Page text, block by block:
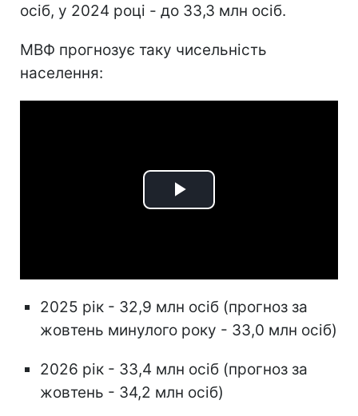
осіб, у 2024 році - до 33,3 млн осіб.
МВФ прогнозує таку чисельність
населення:
Play
2025 рік - 32,9 млн осіб (прогноз за
жовтень минулого року - 33,0 млн осіб)
2026 рік - 33,4 млн осіб (прогноз за
жовтень - 34,2 млн осіб)